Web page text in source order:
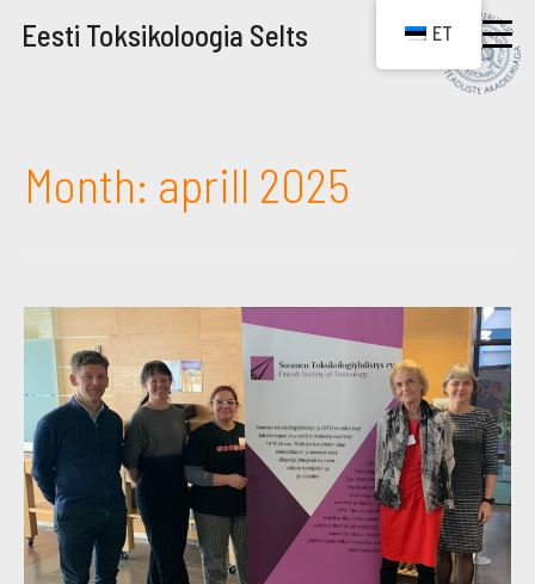
Eesti Toksikoloogia Selts
Month: aprill 2025
ET